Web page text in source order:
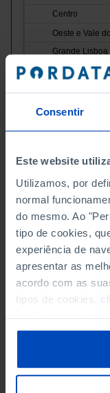
Consentir
Este website
Utilizamos, por
normal
do mesmo. Ao
tipo de cookies,
experiência de
apresentar as
acordo com as
tipos de cookies,
Política de
Centro
Oeste e Vale
Grande Lisboa
Península de
Algarve
Região
Região
Data
Nomenclature
Purposes
NUTS II and III,
Excel archive
Sources/Entities: INE,
Last updated: 2026-02-10
Employment: total and